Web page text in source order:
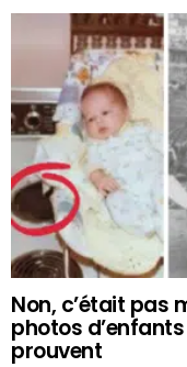
Non, c’était pas
photos
prouvent